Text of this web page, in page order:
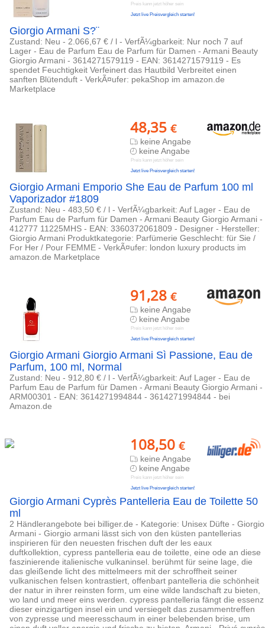
Preis kann jetzt höher sein
Jetzt live Preisvergleich starten!
Giorgio Armani S?¨
Zustand: Neu - 2.066,67 € / l - VerfÃ¼gbarkeit: Nur noch 7 auf
Lager - Eau de Parfum Eau de Parfum für Damen - Armani Beauty
Giorgio Armani - 3614271579119 - EAN: 3614271579119 - Es
spendet Feuchtigkeit Verfeinert das Hautbild Verbreitet einen
sanften Blütenduft - VerkÃ¤ufer: pekaShop im amazon.de
Marketplace
48,35 €
keine Angabe
keine Angabe
Preis kann jetzt höher sein
Jetzt live Preisvergleich starten!
Giorgio Armani Emporio She Eau de Parfum 100 ml
Vaporizador #1809
Zustand: Neu - 483,50 € / l - VerfÃ¼gbarkeit: Auf Lager - Eau de
Parfum Eau de Parfum für Damen - Armani Beauty Giorgio Armani -
412777 11225MHS - EAN: 3360372061809 - Designer - Hersteller:
Giorgio Armani Produktkategorie: Parfümerie Geschlecht: für Sie /
For Her / Pour FEMME - VerkÃ¤ufer: london luxury products im
amazon.de Marketplace
91,28 €
keine Angabe
keine Angabe
Preis kann jetzt höher sein
Jetzt live Preisvergleich starten!
Giorgio Armani Giorgio Armani Sì Passione, Eau de
Parfum, 100 ml, Normal
Zustand: Neu - 912,80 € / l - VerfÃ¼gbarkeit: Auf Lager - Eau de
Parfum Eau de Parfum für Damen - Armani Beauty Giorgio Armani -
ARM00301 - EAN: 3614271994844 - 3614271994844 - bei
Amazon.de
108,50 €
keine Angabe
keine Angabe
Preis kann jetzt höher sein
Jetzt live Preisvergleich starten!
Giorgio Armani Cyprès Pantelleria Eau de Toilette 50
ml
2 Händlerangebote bei billiger.de - Kategorie: Unisex Düfte - Giorgio
Armani - Giorgio armani lässt sich von den küsten pantellerias
inspirieren für den neuesten frischen duft der les eaux
duftkollektion, cypress pantelleria eau de toilette, eine ode an diese
faszinierende italienische vulkaninsel. berühmt für seine lage, die
das gleißende licht des mittelmeers mit der schroffheit seiner
vulkanischen felsen kontrastiert, offenbart pantelleria die schönheit
der natur in ihrer reinsten form, um eine wilde landschaft zu bieten,
wo land und meer eins werden. cypress pantelleria fängt die essenz
dieser einzigartigen insel ein und versiegelt das zusammentreffen
von zypresse und meeresschaum in einer belebenden brise, um